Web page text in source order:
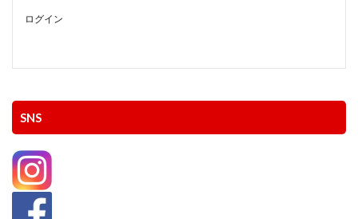
ログイン
SNS